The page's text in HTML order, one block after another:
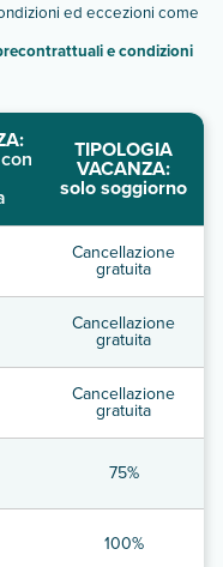
ed eccezioni come
e condizioni
TIPOLOGIA
VACANZA:
solo soggiorno
Cancellazione
gratuita
Cancellazione
gratuita
Cancellazione
gratuita
75%
100%